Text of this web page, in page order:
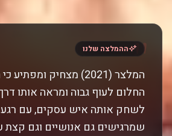
" ההמלצה שלנו
המלצר (2021) מצחיק
החלום לעוף גבוה ומראה אותו
לשחק אותה איש עסקים, עם
שמרגישים גם אנושיים וגם קצת